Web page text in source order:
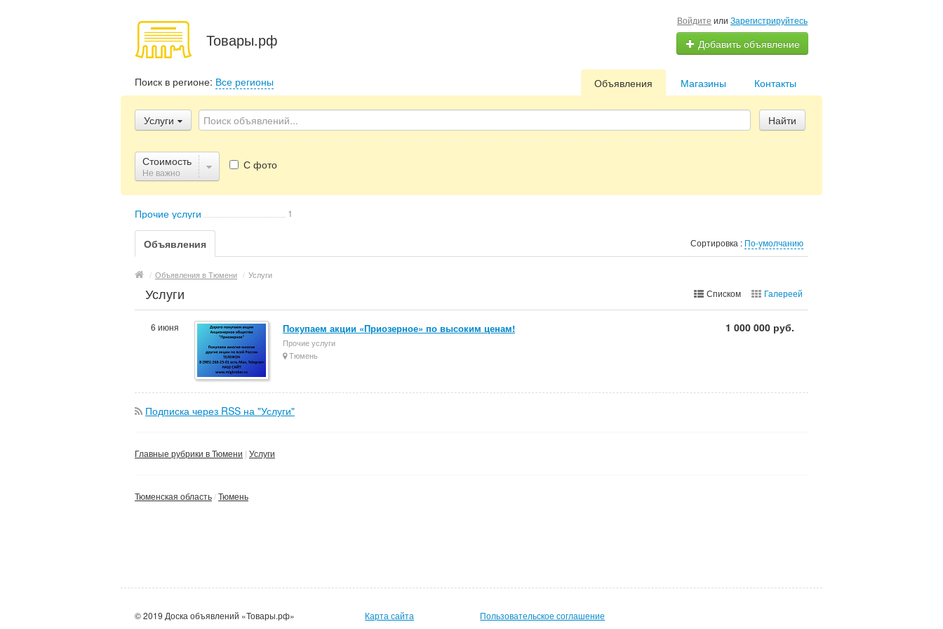
Товары.рф
Войдите или Зарегистрируйтесь
Добавить объявление
Поиск в регионе: Все регионы Контакты
Магазины
Объявления
Услуги Найти
Стоимость
Не важно
С фото
Прочие услуги 1
Объявления Сортировка : По-умолчанию
/ Объявления в Тюмени / Услуги
Услуги Списком Галереей
6 июня Покупаем акции «Приозерное» по высоким ценам!
Прочие услуги
Тюмень
1 000 000 руб.
Подписка через RSS на "Услуги"
Главные рубрики в Тюмени Услуги
Тюменская область Тюмень
© 2019 Доска объявлений «Товары.рф» Карта сайта Пользовательское соглашение